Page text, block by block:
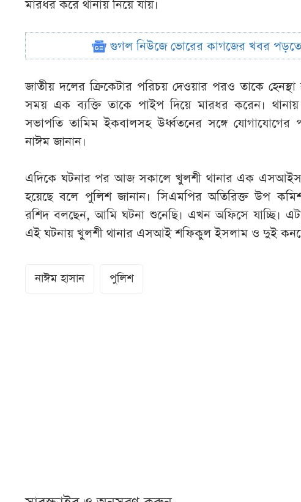
মারধর করে থানায় নিয়ে যায়।
গুগল নিউজে ভোরের কাগজের খবর
জাতীয় দলের ক্রিকেটার পরিচয় দেওয়ার পরও তাকে
সময় এক ব্যক্তি তাকে পাইপ দিয়ে মারধর করেন। থানায়
সভাপতি তামিম ইকবালসহ উর্ধ্বতনের সঙ্গে
নাঈম জানান।
এদিকে ঘটনার পর আজ সকালে খুলশী থানার এক এসআইসহ
হয়েছে বলে পুলিশ জানান। সিএমপির অতিরিক্ত উপ
রশিদ বলছেন, আমি ঘটনা শুনেছি। এখন অফিসে যাচ্ছি। এটা
এই ঘটনায় খুলশী থানার এসআই শফিকুল ইসলাম ও দুই
নাঈম হাসান পুলিশ